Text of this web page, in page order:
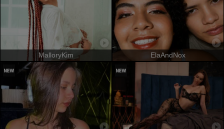
MalloryKim ElaAndNox